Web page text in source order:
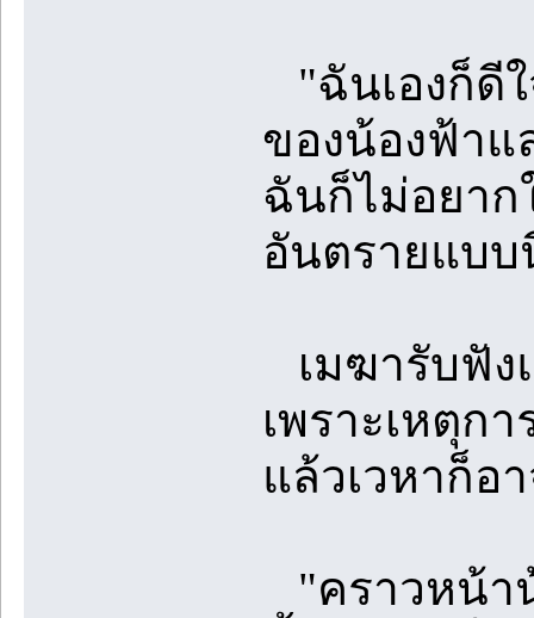
"ฉันเองก็ดี
ของน้องฟ้าแ
ฉันก็ไม่อยาก
อันตรายแบ
เมฆารับฟัง
เพราะเหตุก
แล้วเวหาก็อ
"คราวหน้า